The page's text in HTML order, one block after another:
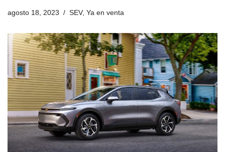
agosto 18, 2023 SEV, Ya en venta